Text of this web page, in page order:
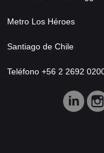
Metro Los Héroes
Santiago de Chile
Teléfono +56 2 2692